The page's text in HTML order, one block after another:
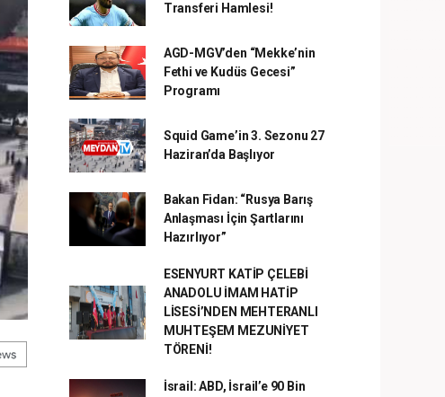
Transferi Hamlesi!
AGD-MGV’den “Mekke’nin
Fethi ve Kudüs Gecesi”
Programı
Squid Game’in 3. Sezonu 27
Haziran’da Başlıyor
Bakan Fidan: “Rusya Barış
Anlaşması İçin Şartlarını
Hazırlıyor”
ESENYURT KATİP ÇELEBİ
ANADOLU İMAM HATİP
LİSESİ’NDEN MEHTERANLI
MUHTEŞEM MEZUNİYET
TÖRENİ!
İsrail: ABD, İsrail’e 90 Bin